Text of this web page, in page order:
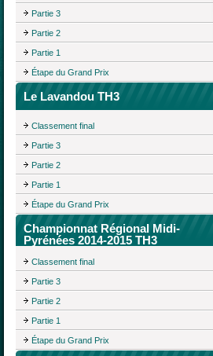
Partie 3
Partie 2
Partie 1
Étape du Grand Prix
Le Lavandou TH3
Classement final
Partie 3
Partie 2
Partie 1
Étape du Grand Prix
Championnat Régional Midi-
Pyrénées 2014-2015 TH3
Classement final
Partie 3
Partie 2
Partie 1
Étape du Grand Prix